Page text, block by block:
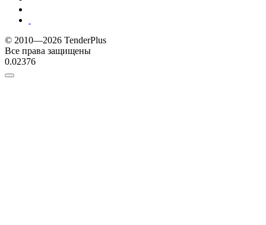
© 2010—2026 TenderPlus
Все права защищены
0.02376